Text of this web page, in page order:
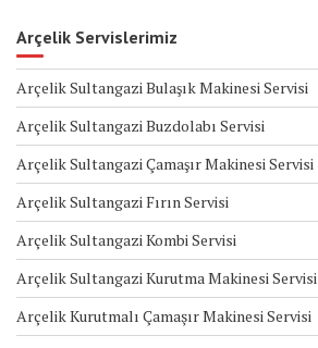
Arçelik Servislerimiz
Arçelik Sultangazi Bulaşık Makinesi Servisi
Arçelik Sultangazi Buzdolabı Servisi
Arçelik Sultangazi Çamaşır Makinesi Servisi
Arçelik Sultangazi Fırın Servisi
Arçelik Sultangazi Kombi Servisi
Arçelik Sultangazi Kurutma Makinesi Servisi
Arçelik Kurutmalı Çamaşır Makinesi Servisi